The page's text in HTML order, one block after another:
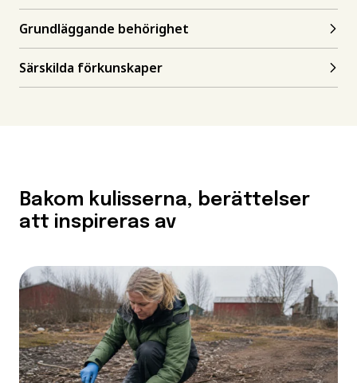
Grundläggande behörighet
Särskilda förkunskaper
Bakom kulisserna, berättelser
att inspireras av